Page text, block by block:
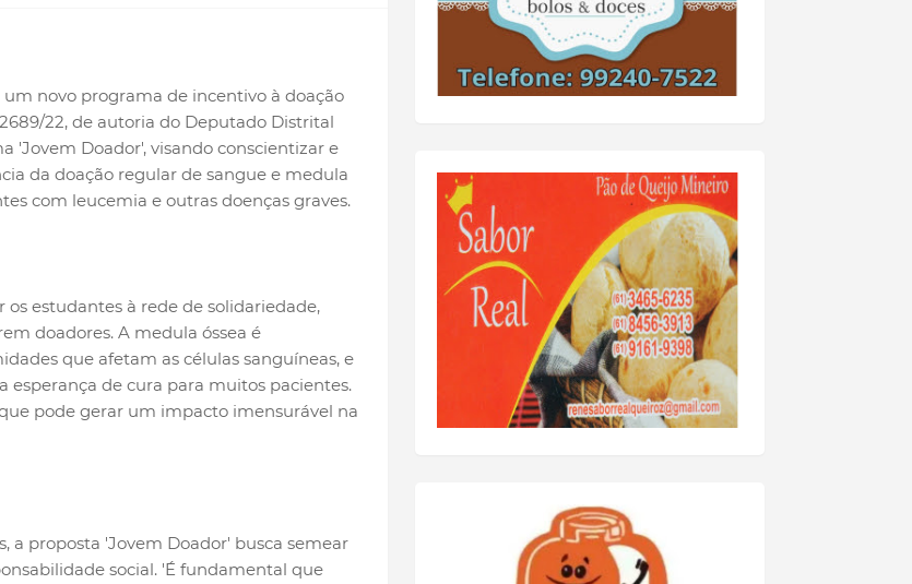
novo programa de incentivo à doação
22, de autoria do Deputado Distrital
'Jovem Doador', visando conscientizar e
da doação regular de sangue e medula
com leucemia e outras doenças graves.
estudantes à rede de solidariedade,
doadores. A medula óssea é
que afetam as células sanguíneas, e
de cura para muitos pacientes.
pode gerar um impacto imensurável na
a proposta 'Jovem Doador' busca semear
social. 'É fundamental que